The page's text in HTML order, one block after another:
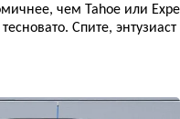
чем Tahoe или Expe
Спите, энтузиаст